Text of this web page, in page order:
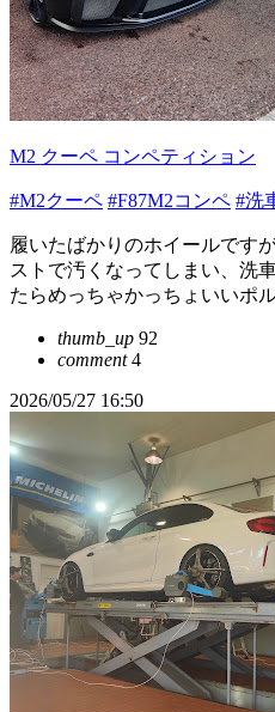
M2 クーペ コンペティション
#M2クーペ #F87M2コンペ #洗
履いたばかりのホイールです
ストで汚くなってしまい、洗
たらめっちゃかっちょいいポ
thumb_up 92
comment4
2026/05/27 16:50